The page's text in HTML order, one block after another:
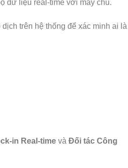
dữ liệu real-time với máy chủ.
trên hệ thống để xác minh ai là
in Real-time và Đối tác Công